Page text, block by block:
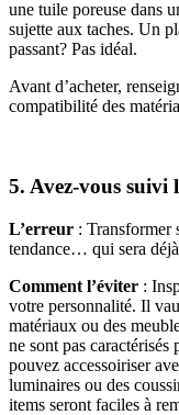
une tuile poreuse dans
sujette aux taches. Un
passant? Pas idéal.
Avant d’acheter,
compatibilité des
5. Avez-vous suivi
L’erreur : Transformer
tendance… qui sera déjà
Comment l’éviter :
votre personnalité. Il
matériaux ou des
ne sont pas
pouvez accessoiriser
luminaires ou des
items seront faciles à